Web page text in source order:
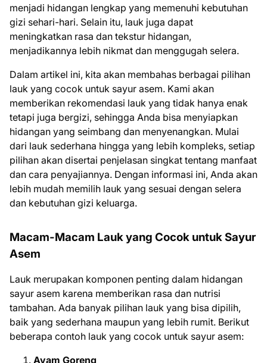
menjadi hidangan lengkap yang memenuhi kebutuhan
gizi sehari-hari. Selain itu, lauk juga dapat
meningkatkan rasa dan tekstur hidangan,
menjadikannya lebih nikmat dan menggugah selera.
Dalam artikel ini, kita akan membahas berbagai pilihan
lauk yang cocok untuk sayur asem. Kami akan
memberikan rekomendasi lauk yang tidak hanya enak
tetapi juga bergizi, sehingga Anda bisa menyiapkan
hidangan yang seimbang dan menyenangkan. Mulai
dari lauk sederhana hingga yang lebih kompleks, setiap
pilihan akan disertai penjelasan singkat tentang manfaat
dan cara penyajiannya. Dengan informasi ini, Anda akan
lebih mudah memilih lauk yang sesuai dengan selera
dan kebutuhan gizi keluarga.
Macam-Macam Lauk yang Cocok untuk Sayur
Asem
Lauk merupakan komponen penting dalam hidangan
sayur asem karena memberikan rasa dan nutrisi
tambahan. Ada banyak pilihan lauk yang bisa dipilih,
baik yang sederhana maupun yang lebih rumit. Berikut
beberapa contoh lauk yang cocok untuk sayur asem:
Ayam Goreng